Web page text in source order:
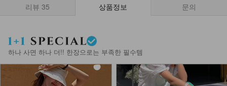
리뷰 35 상품정보 문의
하나 사면 하나 더!! 한장으로는 부족한 필수템